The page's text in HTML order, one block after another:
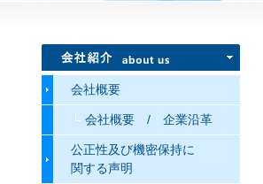
会社概要
会社概要 / 企業沿革
公正性及び機密保持に
関する声明